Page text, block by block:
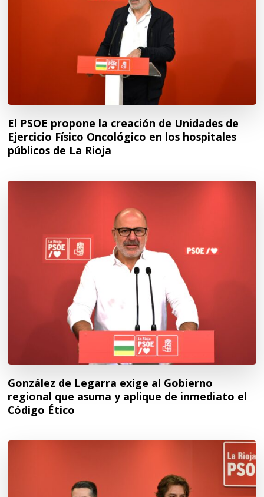
El PSOE propone la creación de Unidades de
Ejercicio Físico Oncológico en los hospitales
públicos de La Rioja
González de Legarra exige al Gobierno
regional que asuma y aplique de inmediato el
Código Ético